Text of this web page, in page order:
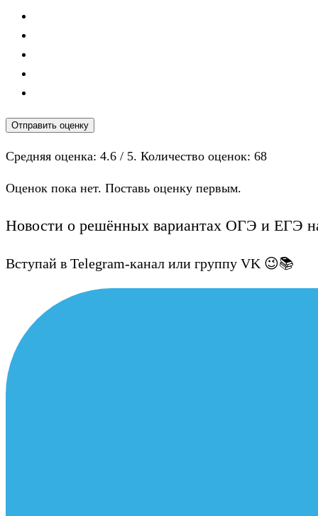
Отправить оценку
Средняя оценка: 4.6 / 5. Количество оценок: 68
Оценок пока нет. Поставь оценку первым.
Новости о решённых вариантах ОГЭ и ЕГЭ
Вступай в Telegram-канал или группу VK 😉📚